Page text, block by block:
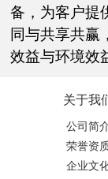
备，为客户提
同与共享共赢
效益与环境效
关于我
公司简
荣誉资
企业文